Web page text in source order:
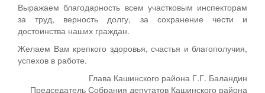
Выражаем благодарность всем участковым инспекторам
за труд, верность долгу, за сохранение чести и
достоинства наших граждан.
Желаем Вам крепкого здоровья, счастья и благополучия,
успехов в работе.
Глава Кашинского района Г.Г. Баландин
Председатель Собрания депутатов Кашинского района